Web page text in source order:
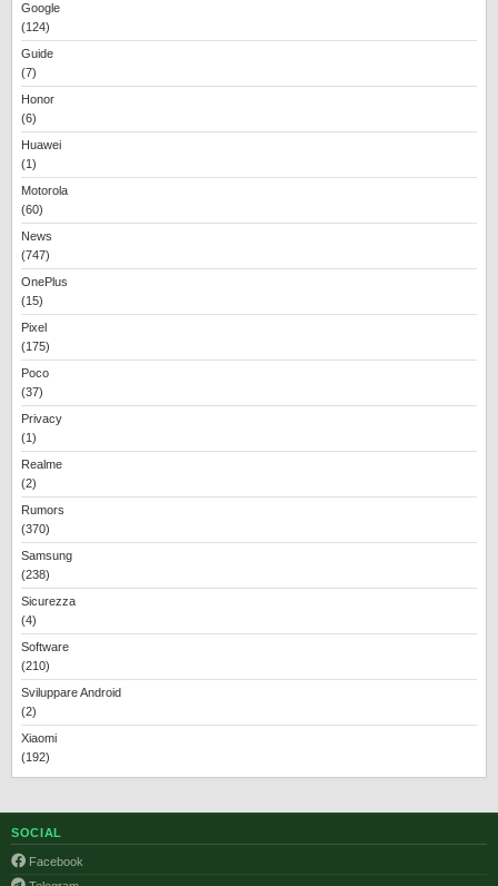
Google
(124)
Guide
(7)
Honor
(6)
Huawei
(1)
Motorola
(60)
News
(747)
OnePlus
(15)
Pixel
(175)
Poco
(37)
Privacy
(1)
Realme
(2)
Rumors
(370)
Samsung
(238)
Sicurezza
(4)
Software
(210)
Sviluppare Android
(2)
Xiaomi
(192)
SOCIAL
Facebook